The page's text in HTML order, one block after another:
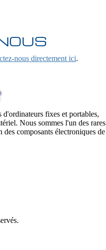
nous directement ici.
d'ordinateurs fixes et portables,
Nous sommes l'un des rares
des composants électroniques de